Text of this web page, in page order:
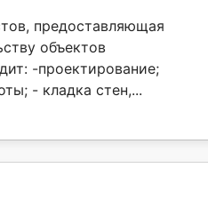
предоставляющая
объектов
-проектирование;
- кладка стен,...